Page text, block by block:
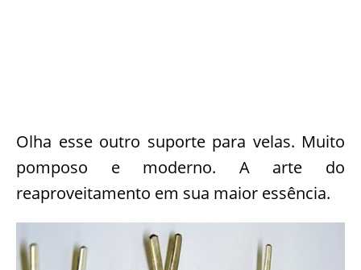
Olha esse outro suporte para velas. Muito
pomposo e moderno. A arte do
reaproveitamento em sua maior essência.